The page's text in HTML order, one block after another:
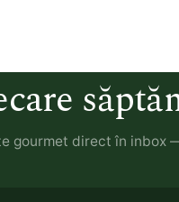
gourmet direct în inbox